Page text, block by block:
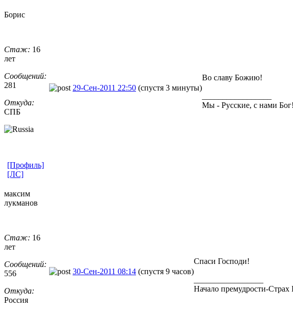
Борис
Стаж: 16
лет
Сообщений:
281
Откуда:
СПБ
29-Сен-2011 22:50 (спустя 3 минуты)
Во славу Божию!
Мы - Русские, с нами
[Профиль]
[ЛС]
максим
лукманов
Стаж: 16
лет
Сообщений:
556
Откуда:
Россия
30-Сен-2011 08:14 (спустя 9 часов)
Спаси Господи!
Начало премудрости-Страх